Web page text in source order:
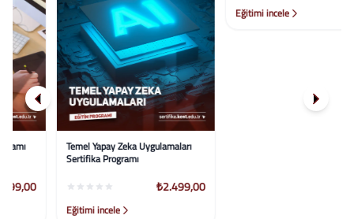
Temel Yapay Zeka Uygulamaları
Sertifika Programı
₺2.499,00
Eğitimi incele